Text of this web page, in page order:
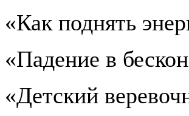
«Как поднять
«Падение в
«Детский